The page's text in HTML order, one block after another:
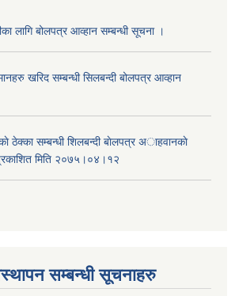
लागि बोलपत्र आव्हान सम्बन्धी सूचना ।
खरिद सम्बन्धी सिलबन्दी बोलपत्र आव्हान
सम्बन्धी शिलबन्दी बाेलपत्र अाहवानकाे
मिति २०७५।०४।१२
सम्बन्धी सूचनाहरु